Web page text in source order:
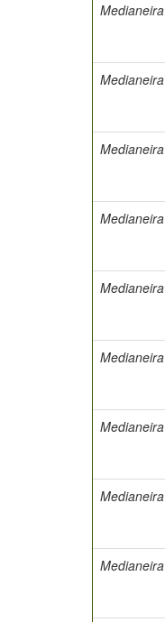
Medianeira
Medianeira
Medianeira
Medianeira
Medianeira
Medianeira
Medianeira
Medianeira
Medianeira